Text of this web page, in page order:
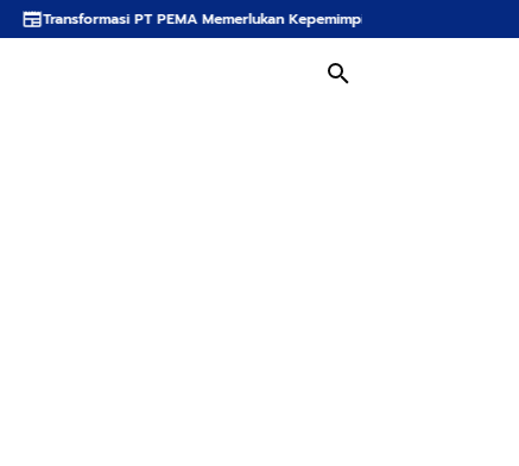
PT PEMA Memerlukan Kepemimpinan Strategis, Dr. Said Mulyadi Dinilai